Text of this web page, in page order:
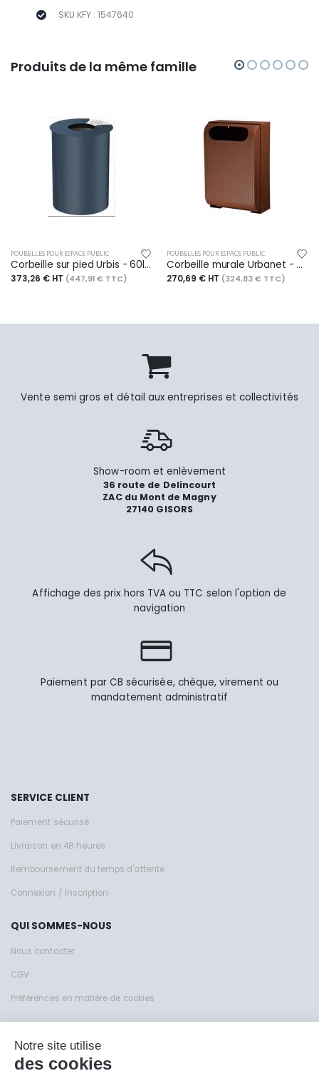
SKU KFY : 1547640
Produits de la même famille
POUBELLES POUR ESPACE PUBLIC
Corbeille sur pied Urbis - 60l - anthracite mat - RAL 7016
373,26 € HT (447,91 € TTC)
POUBELLES POUR ESPACE PUBLIC
Corbeille murale Urbanet - 30l - effet Corten (aspect acier rouillé)
270,69 € HT (324,83 € TTC)
Vente semi gros et détail aux entreprises et collectivités
Show-room et enlèvement
36 route de Delincourt
ZAC du Mont de Magny
27140 GISORS
Affichage des prix hors TVA ou TTC selon l'option de
navigation
Paiement par CB sécurisée, chèque, virement ou
mandatement administratif
SERVICE CLIENT
Paiement sécurisé
Livraison en 48 heures
Remboursement du temps d'attente
Connexion / Inscription
QUI SOMMES-NOUS
Nous contacter
CGV
Préférences en matière de cookies